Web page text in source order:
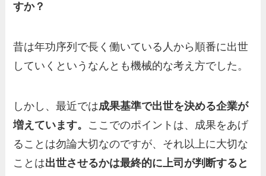
すか？
昔は年功序列で長く働いている人から順番に出世
していくというなんとも機械的な考え方でした。
しかし、最近では成果基準で出世を決める企業が
増えています。 ここでのポイントは、成果をあげ
ることは勿論大切なのですが、それ以上に大切な
ことは出世させるかは最終的に上司が判断すると